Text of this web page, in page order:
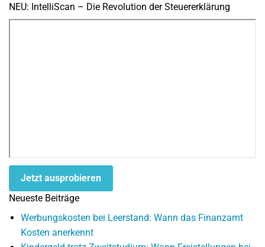
NEU: IntelliScan – Die Revolution der Steuererklärung
Jetzt ausprobieren
Neueste Beiträge
Werbungskosten bei Leerstand: Wann das Finanzamt
Kosten anerkennt